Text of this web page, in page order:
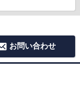
お問い合わせ